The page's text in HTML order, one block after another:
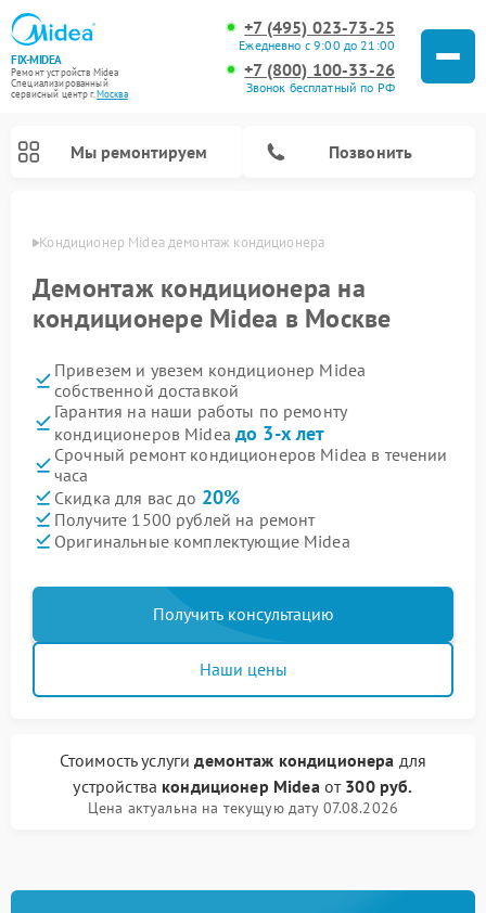
FIX-MIDEA
Ремонт устройств Midea
Специализированный
cервисный центр г.Москва
+7 (495) 023-73-25
Ежедневно с 9:00 до 21:00
+7 (800) 100-33-26
Звонок бесплатный по РФ
Мы ремонтируем Позвонить
Кондиционер Midea демонтаж кондиционера
Демонтаж кондиционера на
кондиционере Midea в Москве
Привезем и увезем кондиционер Midea
собственной доставкой
Гарантия на наши работы по ремонту
кондиционеров Mideaдо 3-х лет
Срочный ремонт кондиционеров Midea в течении
часа
Скидка для вас до 20%
Получите 1500 рублей на ремонт
Оригинальные комплектующие Midea
Получить консультацию
Наши цены
Стоимость услугидемонтаж кондиционера для
устройства кондиционер Mideaот 300 руб.
Цена актуальна на текущую дату 07.08.2026